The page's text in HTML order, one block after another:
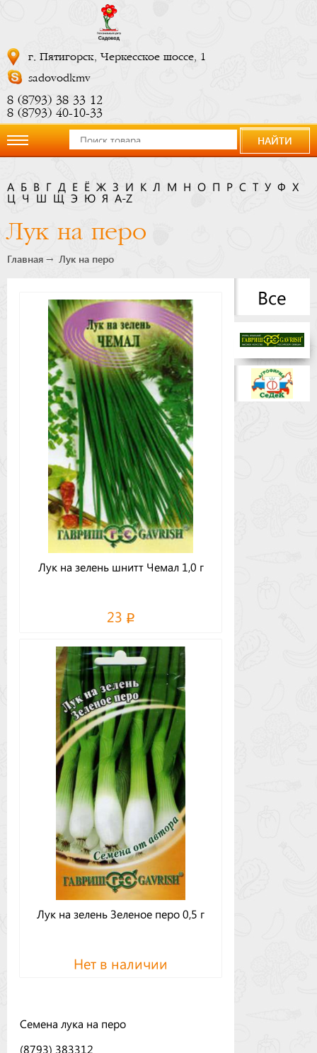
г. Пятигорск, Черкесское шоссе, 1
sadovodkmv
8 (8793) 38 33 12
8 (8793) 40-10-33
компании
Новости
сейчас
Бренды
Доставка
Оптовикам
НАЙТИ
А Б В Г Д Е Ё Ж З И К Л М Н О П Р С Т У Ф
Х
Ч Э Ю Я A-Z
Лук на перо
Главная Лук на перо
Лук на зелень шнитт Чемал 1,0 г
23
Лук на зелень Зеленое перо 0,5 г
Нет в наличии
Семена лука на перо
(8793) 383312
Все